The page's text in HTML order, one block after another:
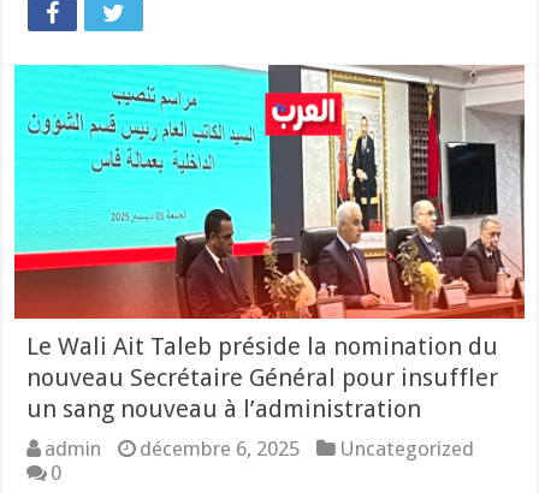
Le Wali Ait Taleb préside la nomination du
nouveau Secrétaire Général pour insuffler
un sang nouveau à l’administration
admin décembre 6, 2025
Uncategorized
0